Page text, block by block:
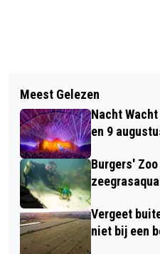
GOOG GEEFT EEN
MET ALLURE IN
ARNHEM FLINK OP
BESPARING
Meest Gelezen
Nacht
en 9
Burgers'
Vergeet
niet bij een